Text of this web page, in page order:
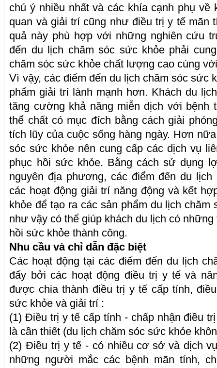
chú ý nhiều nhất và các khía cạnh phụ về
quan và giải trí cũng như điều trị y tế mãn
quả này phù hợp với những nghiên cứu
đến du lịch chăm sóc sức khỏe phải
chăm sóc sức khỏe chất lượng cao cùng
Vì vậy, các điểm đến du lịch chăm sóc sức
phẩm giải trí lành mạnh hơn. Khách du
tăng cường khả năng miễn dịch với bệnh
thể chất có mục đích bằng cách giải
tích lũy của cuộc sống hàng ngày. Hơn
sóc sức khỏe nên cung cấp các dịch vụ
phục hồi sức khỏe. Bằng cách sử dụng
nguyên địa phương, các điểm đến du
các hoạt động giải trí năng động và kết
khỏe để tạo ra các sản phẩm du lịch chăm
như vậy có thể giúp khách du lịch có
hồi sức khỏe thành công.
Nhu cầu và chỉ dẫn đặc biệt
Các hoạt động tại các điểm đến du lịch
đẩy bởi các hoạt động điều trị y tế và
được chia thành điều trị y tế cấp tính,
sức khỏe và giải trí :
(1) Điều trị y tế cấp tính - chấp nhận điều
là cần thiết (du lịch chăm sóc sức khỏe
(2) Điều trị y tế - có nhiều cơ sở và dịch
những người mắc các bệnh mãn tính,